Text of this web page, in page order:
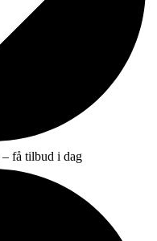
– få tilbud i dag